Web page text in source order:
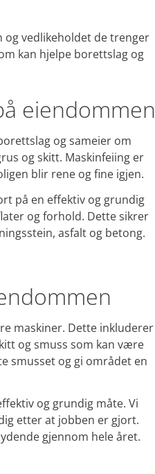
og vedlikeholdet de trenger
kan hjelpe borettslag og
eiendommen
og sameier om
og skitt. Maskinfeiing er
blir rene og fine igjen.
på en effektiv og grundig
og forhold. Dette sikrer
asfalt og betong.
maskiner. Dette inkluderer
og smuss som kan være
smusset og gi området en
og grundig måte. Vi
etter at jobben er gjort.
gjennom hele året.